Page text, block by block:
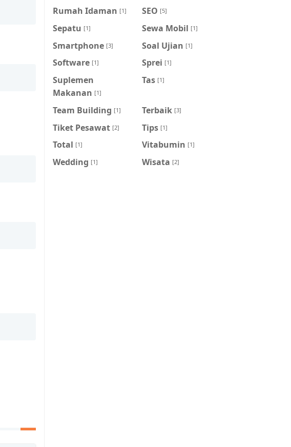
Rumah Idaman [1] SEO [5]
Sepatu [1] Sewa Mobil [1]
Smartphone [3] Soal Ujian [1]
Software [1] Sprei [1]
Suplemen
Makanan [1]
Tas [1]
Team Building [1] Terbaik [3]
Tiket Pesawat [2] Tips [1]
Total [1] Vitabumin [1]
Wedding [1] Wisata [2]